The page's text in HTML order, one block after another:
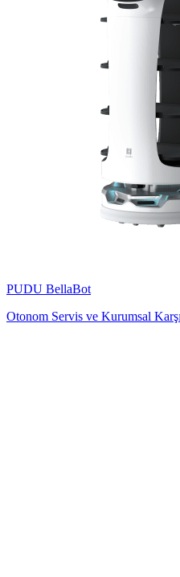
PUDU BellaBot
Otonom Servis ve Kurumsal